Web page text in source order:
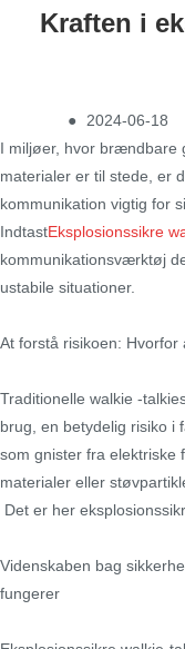
Kraften i
● 2024-06-18
I miljøer, hvor brændbare
materialer er til stede, er
kommunikation vigtig for
IndtastEksplosionssikre
kommunikationsværktøj
ustabile situationer.
At forstå risikoen:
Traditionelle walkie -
brug, en betydelig risiko i
som gnister fra
materialer eller
Det er her
Videnskaben bag
fungerer